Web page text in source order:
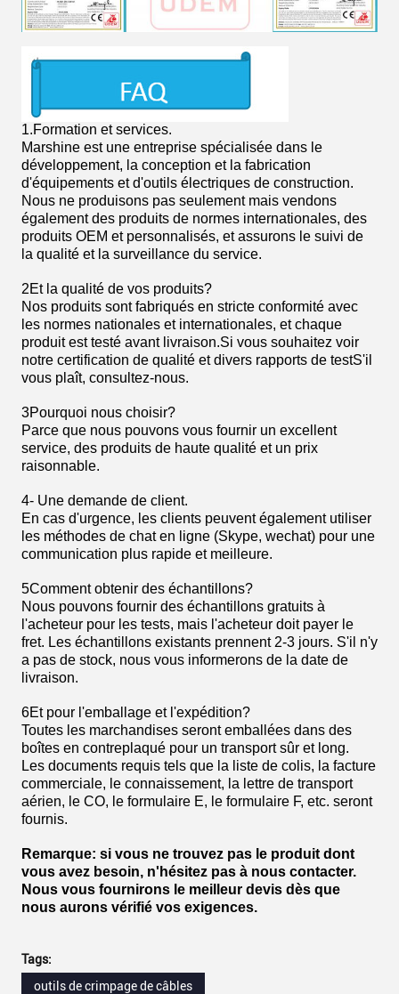
1.Formation et services.
Marshine est une entreprise spécialisée dans le
développement, la conception et la fabrication
d'équipements et d'outils électriques de construction.
Nous ne produisons pas seulement mais vendons
également des produits de normes internationales, des
produits OEM et personnalisés, et assurons le suivi de
la qualité et la surveillance du service.
2Et la qualité de vos produits?
Nos produits sont fabriqués en stricte conformité avec
les normes nationales et internationales, et chaque
produit est testé avant livraison.Si vous souhaitez voir
notre certification de qualité et divers rapports de testS'il
vous plaît, consultez-nous.
3Pourquoi nous choisir?
Parce que nous pouvons vous fournir un excellent
service, des produits de haute qualité et un prix
raisonnable.
4- Une demande de client.
En cas d'urgence, les clients peuvent également utiliser
les méthodes de chat en ligne (Skype, wechat) pour une
communication plus rapide et meilleure.
5Comment obtenir des échantillons?
Nous pouvons fournir des échantillons gratuits à
l'acheteur pour les tests, mais l'acheteur doit payer le
fret. Les échantillons existants prennent 2-3 jours. S'il n'y
a pas de stock, nous vous informerons de la date de
livraison.
6Et pour l'emballage et l'expédition?
Toutes les marchandises seront emballées dans des
boîtes en contreplaqué pour un transport sûr et long.
Les documents requis tels que la liste de colis, la facture
commerciale, le connaissement, la lettre de transport
aérien, le CO, le formulaire E, le formulaire F, etc. seront
fournis.
Remarque: si vous ne trouvez pas le produit dont
vous avez besoin, n'hésitez pas à nous contacter.
Nous vous fournirons le meilleur devis dès que
nous aurons vérifié vos exigences.
Tags:
outils de crimpage de câbles